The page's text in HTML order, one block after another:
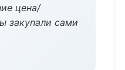
цена/
закупали сами